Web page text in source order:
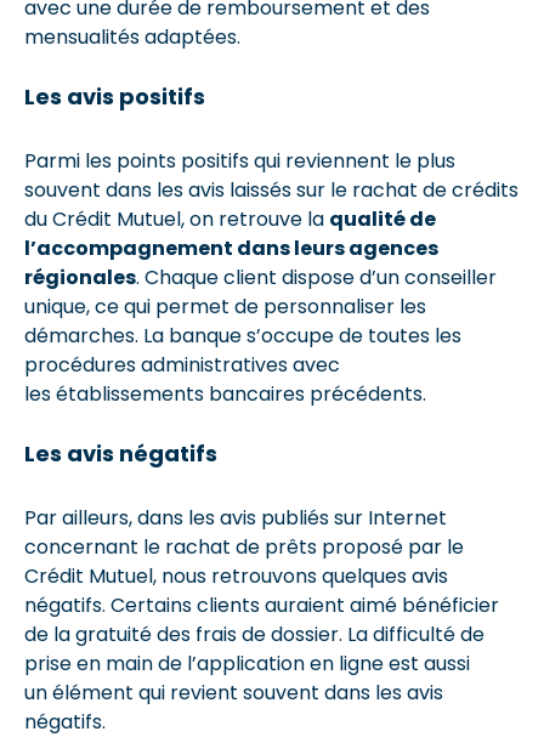
avec une durée de remboursement et des
mensualités adaptées.
Les avis positifs
Parmi les points positifs qui reviennent le plus
souvent dans les avis laissés sur le rachat de crédits
du Crédit Mutuel, on retrouve la qualité de
l’accompagnement dans leurs agences
régionales. Chaque client dispose d’un conseiller
unique, ce qui permet de personnaliser les
démarches. La banque s’occupe de toutes les
procédures administratives avec
les établissements bancaires précédents.
Les avis négatifs
Par ailleurs, dans les avis publiés sur Internet
concernant le rachat de prêts proposé par le
Crédit Mutuel, nous retrouvons quelques avis
négatifs. Certains clients auraient aimé bénéficier
de la gratuité des frais de dossier. La difficulté de
prise en main de l’application en ligne est aussi
un élément qui revient souvent dans les avis
négatifs.